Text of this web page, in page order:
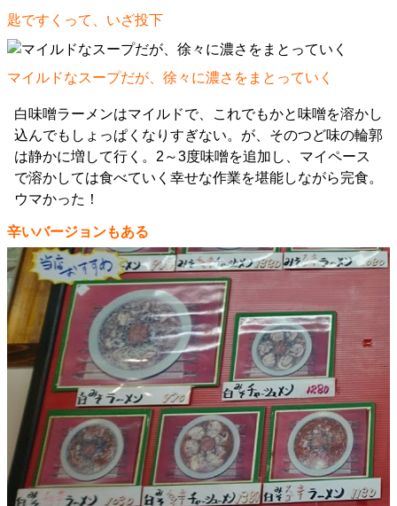
匙ですくって、いざ投下
マイルドなスープだが、徐々に濃さをまとっていく
白味噌ラーメンはマイルドで、これでもかと味噌を溶かし
込んでもしょっぱくなりすぎない。が、そのつど味の輪郭
は静かに増して行く。2～3度味噌を追加し、マイペース
で溶かしては食べていく幸せな作業を堪能しながら完食。
ウマかった！
辛いバージョンもある